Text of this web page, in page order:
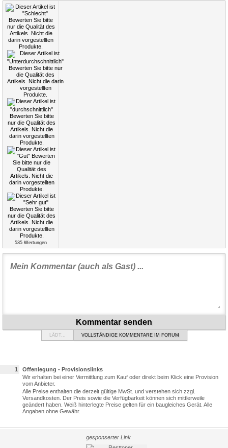
535 Wertungen
Kommentar senden
LÄDT... VOLLSTÄNDIGE KOMMENTARE IM FORUM
1
Offenlegung - Provisionslinks
Wir erhalten bei einer Vermittlung zum Kauf oder direkt beim Klick eine Provision
vom Anbieter.
Alle Preise enthalten die derzeit gültige MwSt. und verstehen sich zzgl.
Versandkosten. Der Preis sowie die Verfügbarkeit können sich mittlerweile
geändert haben. Weiß hinterlegte Preise gelten für ein baugleiches Gerät. Alle
Angaben ohne Gewähr.
gesponserter Link